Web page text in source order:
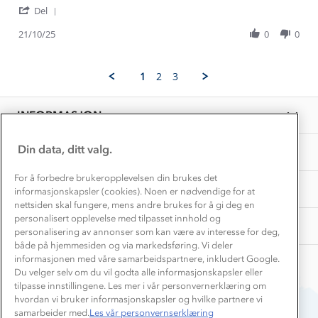
Hege
on
Fjelltopp
Del
21
2025
21/10/25 0 0
1 2 3
INFORMASJON
Kundeklubb
Bedrift, barnehage og SFO
Presse
OM OSS
Samarbeide med oss?
TIPS OG RÅD
Gravidklær
Hvordan velge riktig turtøy?
Store størrelser
Turmat oppskrifter
Beredskap
AKTIVITETER
Norgesferie 🇳🇴
Få turinspirasjon og tips her⛰
Overnatte utendørs⛺
Leirskole 🥾
Barnehageansatt
Tips til hyttetur
Din data, ditt valg.
For å forbedre brukeropplevelsen din brukes det
informasjonskapsler (cookies). Noen er nødvendige for at
nettsiden skal fungere, mens andre brukes for å gi deg en
personalisert opplevelse med tilpasset innhold og
personalisering av annonser som kan være av interesse for deg,
både på hjemmesiden og via markedsføring. Vi deler
informasjonen med våre samarbeidspartnere, inkludert Google.
Du velger selv om du vil godta alle informasjonskapsler eller
tilpasse innstillingene. Les mer i vår personvernerklæring om
hvordan vi bruker informasjonskapsler og hvilke partnere vi
samarbeider med.Les vår personvernserklæring